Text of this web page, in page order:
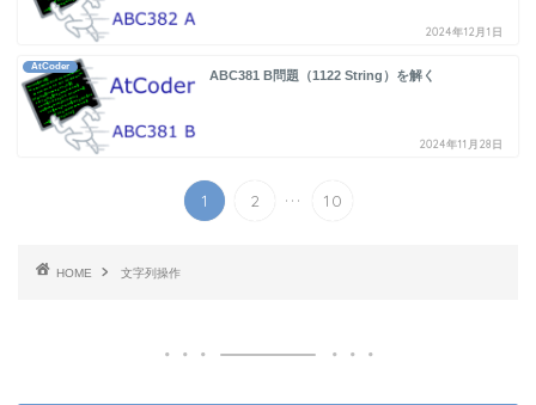
2024年12月1日
AtCoder
ABC381 B問題（1122 String）を解く
2024年11月28日
1 2 ... 10
HOME 文字列操作